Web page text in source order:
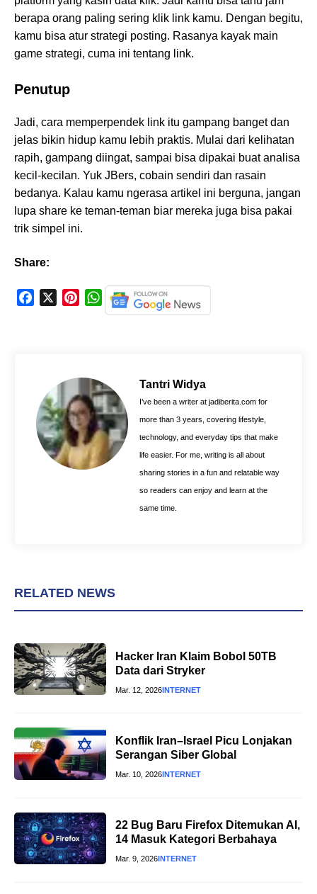
berapa orang paling sering klik link kamu. Dengan begitu,
kamu bisa atur strategi posting. Rasanya kayak main
game strategi, cuma ini tentang link.
Penutup
Jadi, cara memperpendek link itu gampang banget dan
jelas bikin hidup kamu lebih praktis. Mulai dari kelihatan
rapih, gampang diingat, sampai bisa dipakai buat analisa
kecil-kecilan. Yuk JBers, cobain sendiri dan rasain
bedanya. Kalau kamu ngerasa artikel ini berguna, jangan
lupa share ke teman-teman biar mereka juga bisa pakai
trik simpel ini.
Share:
k
e
s
t
W
h
A
p
p
Tantri Widya
I’ve been a writer at jadiberita.com for
more than 3 years, covering lifestyle,
technology, and everyday tips that make
life easier. For me, writing is all about
sharing stories in a fun and relatable way
so readers can enjoy and learn at the
same time.
RELATED NEWS
Hacker Iran Klaim Bobol 50TB
Data dari Stryker
Mar. 12, 2026INTERNET
Konflik Iran–Israel Picu Lonjakan
Serangan Siber Global
Mar. 10, 2026INTERNET
22 Bug Baru Firefox Ditemukan AI,
14 Masuk Kategori Berbahaya
Mar. 9, 2026INTERNET